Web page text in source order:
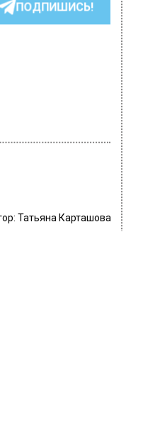
ПОДПИШИСЬ!
Татьяна Карташова